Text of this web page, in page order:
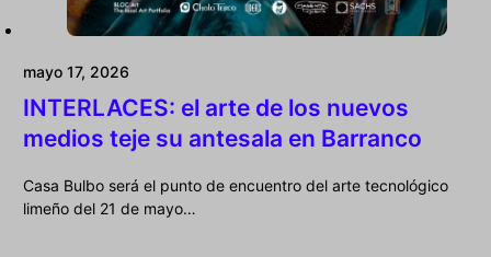
mayo 17, 2026
INTERLACES: el arte de los nuevos
medios teje su antesala en Barranco
Casa Bulbo será el punto de encuentro del arte tecnológico
limeño del 21 de mayo…